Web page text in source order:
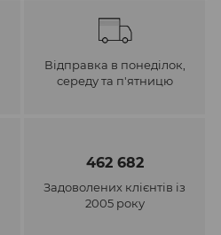
Відправка в понеділок,
середу та п'ятницю
462 682
Задоволених клієнтів із
2005 року